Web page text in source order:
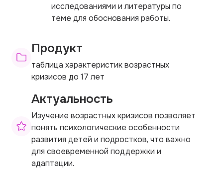
исследованиями и литературы по
теме для обоснования работы.
Продукт
таблица характеристик возрастных
кризисов до 17 лет
Актуальность
Изучение возрастных кризисов позволяет
понять психологические особенности
развития детей и подростков, что важно
для своевременной поддержки и
адаптации.